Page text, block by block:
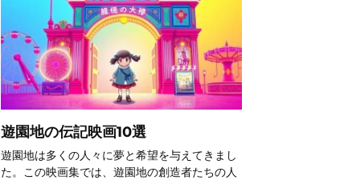
遊園地の伝記映画10選
遊園地は多くの人々に夢と希望を与えてきまし
た。この映画集では、遊園地の創造者たちの人